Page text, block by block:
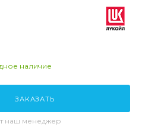
наличие
ЗАКАЗАТЬ
наш менеджер